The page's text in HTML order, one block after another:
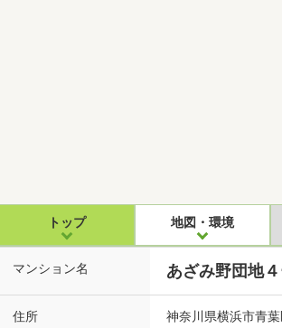
トップ 地図・環境
マンション名 あざみ野団地
住所
神奈川県横浜市青